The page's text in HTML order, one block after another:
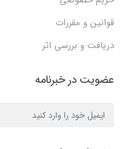
قوانین و مقررات
دریافت و بررسی اثر
عضویت در خبرنامه